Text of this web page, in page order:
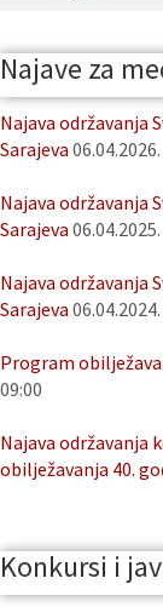
Najave za
Najava održavanja
Sarajeva
Najava održavanja
Sarajeva
Najava održavanja
Sarajeva
Program
09:00
Najava održavanja
obilježavanja 40.
Konkursi i